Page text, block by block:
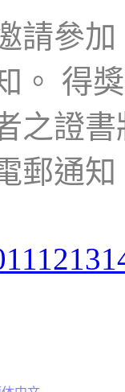
請參
。 得
之證
郵通知
111213